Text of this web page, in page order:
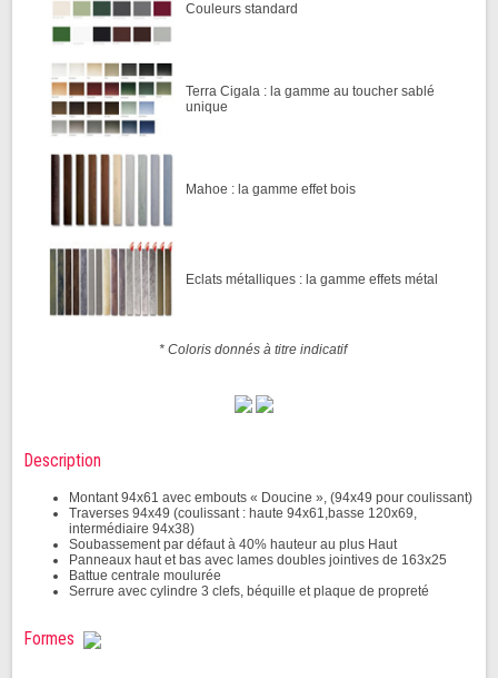
Couleurs standard
Terra Cigala : la gamme au toucher sablé
unique
Mahoe : la gamme effet bois
Eclats métalliques : la gamme effets métal
* Coloris donnés à titre indicatif
Description
Montant 94x61 avec embouts « Doucine », (94x49 pour coulissant)
Traverses 94x49 (coulissant : haute 94x61,basse 120x69,
intermédiaire 94x38)
Soubassement par défaut à 40% hauteur au plus Haut
Panneaux haut et bas avec lames doubles jointives de 163x25
Battue centrale moulurée
Serrure avec cylindre 3 clefs, béquille et plaque de propreté
Formes